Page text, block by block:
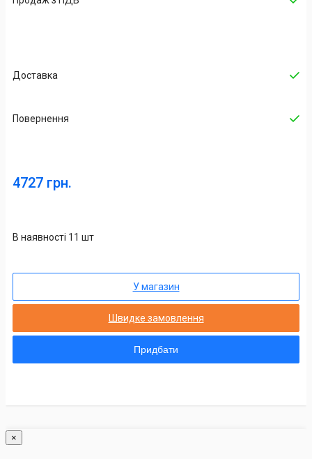
Доставка
Повернення
4727 грн.
В наявності 11 шт
У магазин
Швидке замовлення
Придбати
×